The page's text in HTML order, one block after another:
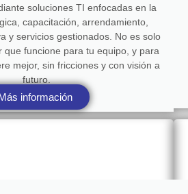
soluciones TI enfocadas en la
capacitación, arrendamiento,
y servicios gestionados. No es solo
que funcione para tu equipo, y para
mejor, sin fricciones y con visión a
futuro.
información